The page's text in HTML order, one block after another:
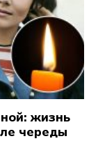
жизнь
череды